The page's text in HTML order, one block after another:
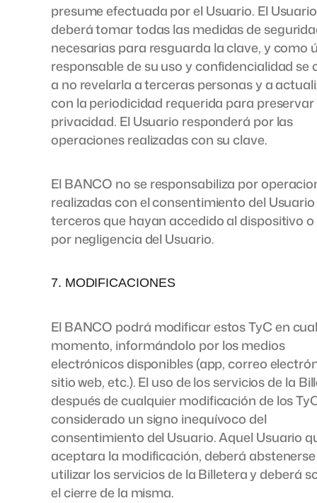
presume efectuada por el Usuario. El Usuario
deberá tomar todas las medidas de
necesarias para resguarda la clave, y como
responsable de su uso y confidencialidad se
a no revelarla a terceras personas y a
con la periodicidad requerida para preservar
privacidad. El Usuario responderá por las
operaciones realizadas con su clave.
El BANCO no se responsabiliza por
realizadas con el consentimiento del
terceros que hayan accedido al dispositivo
por negligencia del Usuario.
7. MODIFICACIONES
El BANCO podrá modificar estos TyC en
momento, informándolo por los medios
electrónicos disponibles (app, correo
sitio web, etc.). El uso de los servicios de la
después de cualquier modificación de los
considerado un signo inequívoco del
consentimiento del Usuario. Aquel Usuario
aceptara la modificación, deberá
utilizar los servicios de la Billetera y deberá
el cierre de la misma.